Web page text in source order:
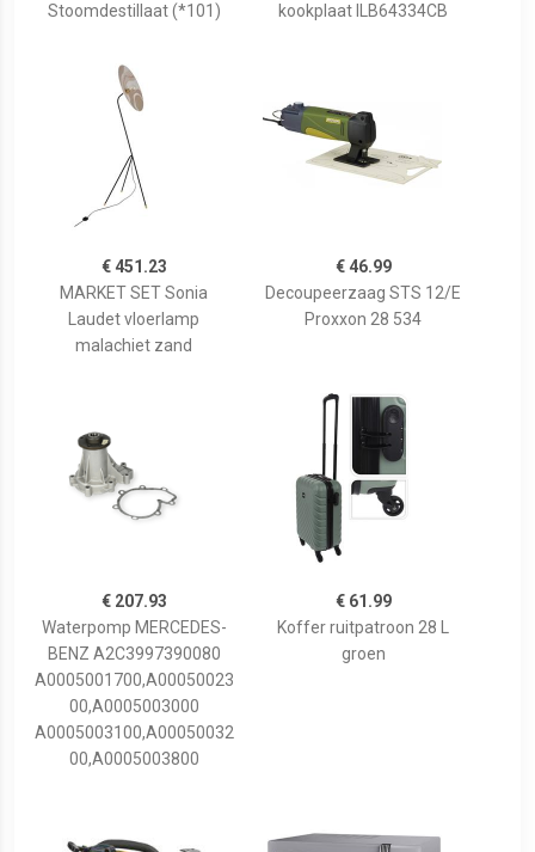
Stoomdestillaat (*101)
kookplaat ILB64334CB
€ 451.23
MARKET SET Sonia
Laudet vloerlamp
malachiet zand
€ 46.99
Decoupeerzaag STS 12/E
Proxxon 28 534
€ 207.93
Waterpomp MERCEDES-
BENZ A2C3997390080
A0005001700,A00050023
00,A0005003000
A0005003100,A00050032
00,A0005003800
€ 61.99
Koffer ruitpatroon 28 L
groen